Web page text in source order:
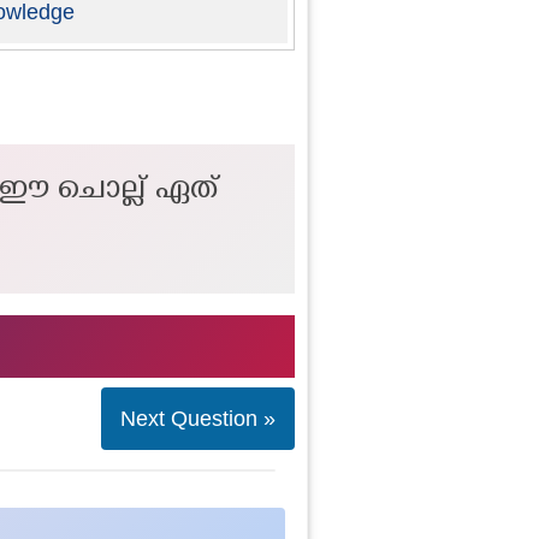
ഈ ചൊല്ല് ഏത്
Next Question »